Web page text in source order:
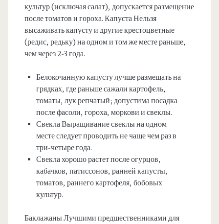
культур (исключая салат), допускается размещение
после томатов и гороха. Капуста Нельзя
высаживать капусту и другие крестоцветные
(редис, редьку) на одном и том же месте раньше,
чем через 2-3 года.
Белокочанную капусту лучше размещать на
грядках, где раньше сажали картофель,
томаты, лук репчатый; допустима посадка
после фасоли, гороха, моркови и свеклы.
Свекла Выращивание свеклы на одном
месте следует проводить не чаще чем раз в
три-четыре года.
Свекла хорошо растет после огурцов,
кабачков, патиссонов, ранней капусты,
томатов, раннего картофеля, бобовых
культур.
Баклажаны Лучшими предшественниками для